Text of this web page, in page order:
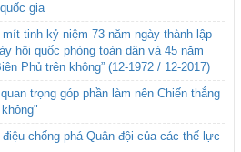
gia
tinh kỷ niệm 73 năm ngày thành lập
hội quốc phòng toàn dân và 45 năm
Phủ trên không” (12-1972 / 12-2017)
trọng góp phần làm nên Chiến thắng
chống phá Quân đội của các thế lực